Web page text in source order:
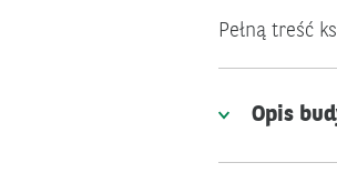
Pełną treść
Opis